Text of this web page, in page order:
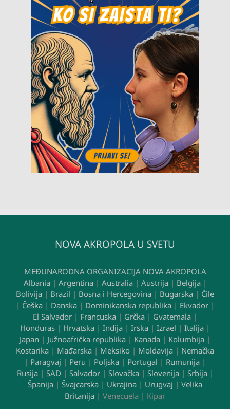
NOVA AKROPOLA U SVETU
MEĐUNARODNA ORGANIZACIJA NOVA AKROPOLA
Albania| Argentina| Australia| Austrija| Belgija|
Bolivija | Brazil | Bosna i Hercegovina | Bugarska | Čile
| Češka| Danska| Dominikanska republika| Ekvador|
El Salvador | Francuska | Grčka | Gvatemala |
Honduras | Hrvatska | Indija | Irska | Izrael | Italija |
Japan | Južnoafrička republika | Kanada | Kolumbija |
Kostarika | Mađarska | Meksiko | Moldavija | Nemačka
| Paragvaj | Peru | Poljska | Portugal | Rumunija |
Rusija| SAD | Salvador| Slovačka| Slovenija| Srbija|
Španija | Švajcarska | Ukrajina | Urugvaj | Velika
Britanija | Venecuela | Kipar